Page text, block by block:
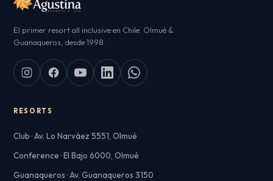
El primer resort all inclusive en Chile. Olmué &
Guanaqueros, desde 1998.
RESORTS
Club · Av. Lo Narváez 5551, Olmué
Conference · El Bajo 6000, Olmué
Guanaqueros · Av. Guanaqueros 3150